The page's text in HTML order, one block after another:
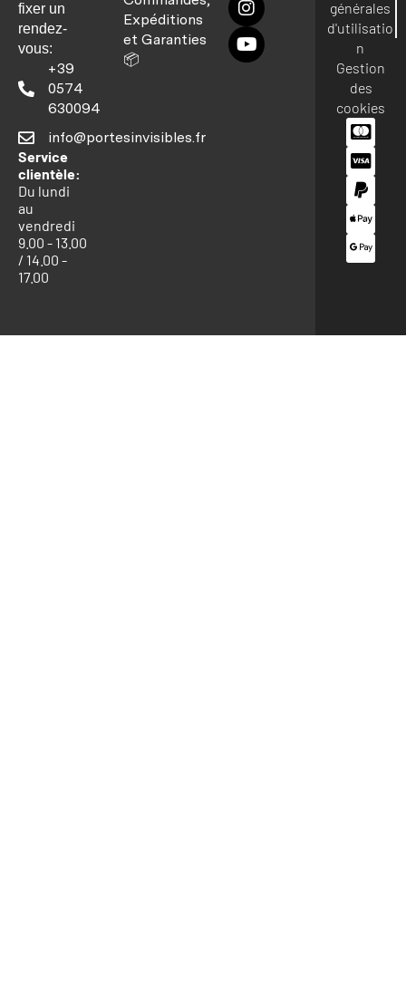
fixer un
rendez-
vous:
+39
0574
630094
info@portesinvisibles.fr
Service
clientèle:
Du lundi
au
vendredi
9.00 - 13.00
/ 14.00 -
17.00
Expéditions
et Garanties
📦
générales
d'utilisatio
n
Gestion
des
cookies